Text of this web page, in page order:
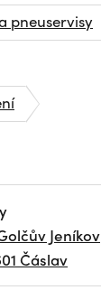
pneuservisy
Jeníkov
Čáslav